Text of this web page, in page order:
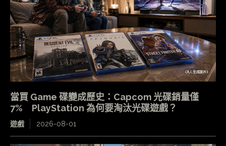
當買 Game 碟變成歷史：Capcom 光碟銷量僅
7% PlayStation 為何要淘汰光碟遊戲？
遊戲 2026-08-01